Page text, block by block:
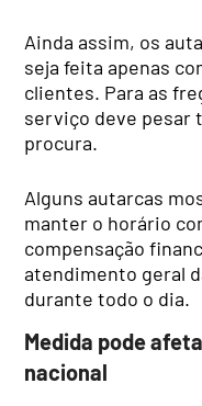
Ainda assim, os
seja feita apenas
clientes. Para as
serviço deve pesar
procura.
Alguns autarcas
manter o horário
compensação
atendimento geral
durante todo o dia.
Medida pode
nacional